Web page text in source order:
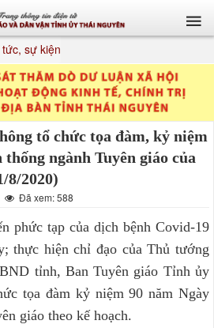
sự kiện
tổ chức tọa đàm, kỷ niệm
ngành Tuyên giáo của
8/2020)
Đã xem: 588
tạp của dịch bệnh Covid-19
thực hiện chỉ đạo của Thủ tướng
tỉnh, Ban Tuyên giáo Tỉnh ủy
tọa đàm kỷ niệm 90 năm Ngày
giáo theo kế hoạch.